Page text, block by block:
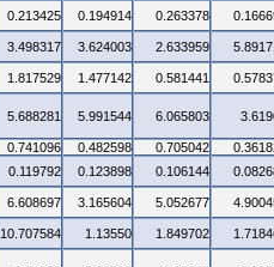
0.213425 0.194914 0.263378
3.498317 3.624003 2.633959
1.817529 1.477142 0.581441
5.688281 5.991544 6.065803
0.741096 0.482598 0.705042
0.119792 0.123898 0.106144
6.608697 3.165604 5.052677
10.707584 1.13550 1.849702